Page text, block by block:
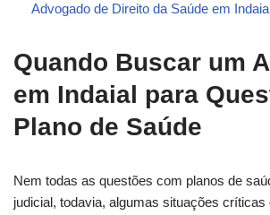
Advogado de Direito da Saúde em
Quando Buscar um
em Indaial para
Plano de Saúde
Nem todas as questões com planos de
judicial, todavia, algumas situações críticas